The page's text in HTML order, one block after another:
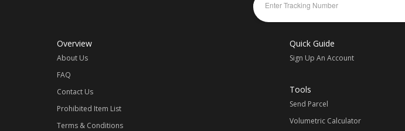
Overview
About Us
FAQ
Contact Us
Prohibited Item List
Terms & Conditions
Quick Guide
Sign Up An Account
Tools
Send Parcel
Volumetric Calculator